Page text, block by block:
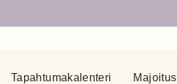
Tapahtumakalenteri Majoitus